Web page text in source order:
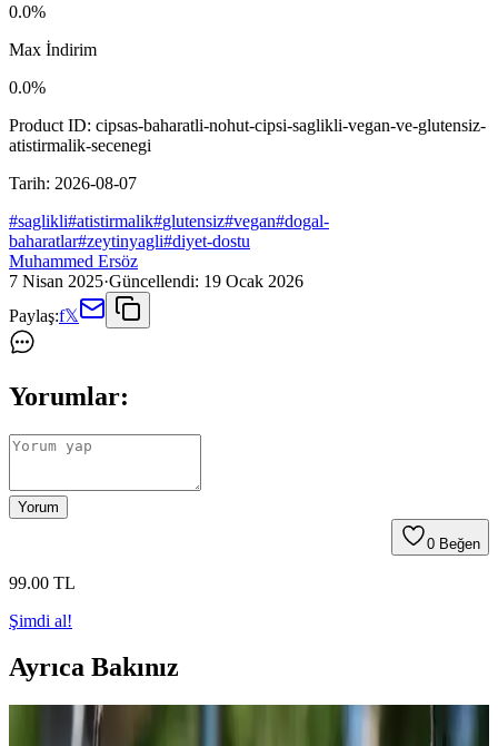
0.0%
Max İndirim
0.0%
Product ID: cipsas-baharatli-nohut-cipsi-saglikli-vegan-ve-glutensiz-
atistirmalik-secenegi
Tarih: 2026-08-07
#saglikli#atistirmalik#glutensiz#vegan#dogal-
baharatlar#zeytinyagli#diyet-dostu
Muhammed Ersöz
7 Nisan 2025·Güncellendi: 19 Ocak 2026
Paylaş:f𝕏
Yorumlar:
Yorum
0 Beğen
99.00 TL
Şimdi al!
Ayrıca Bakınız
Evde Kolayca Hazırlanabilen Uygun Fiyatlı ve